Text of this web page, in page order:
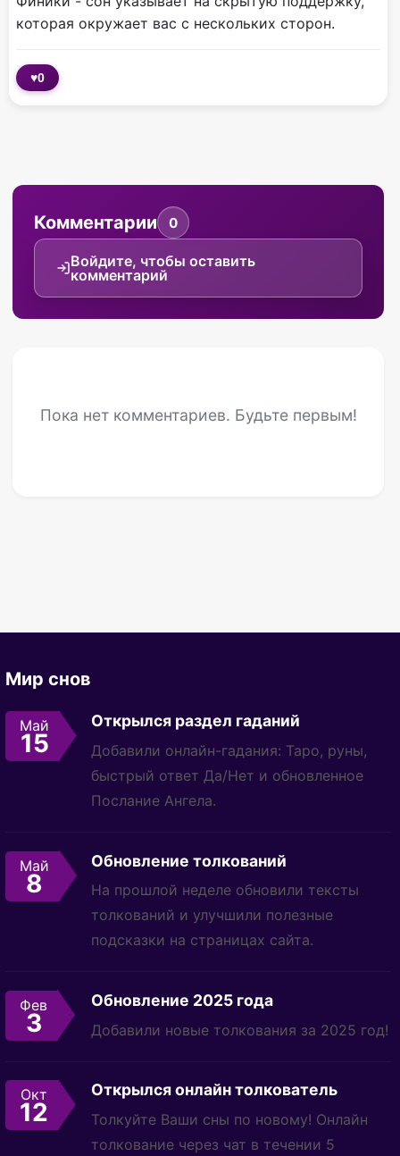
которая окружает вас с нескольких сторон.
♥0
Комментарии 0
Войдите, чтобы оставить
комментарий
Пока нет комментариев. Будьте первым!
Мир снов
Май
15
Открылся раздел гаданий
Добавили онлайн-гадания: Таро, руны,
быстрый ответ Да/Нет и обновленное
Послание Ангела.
Май
8
Обновление толкований
На прошлой неделе обновили тексты
толкований и улучшили полезные
подсказки на страницах сайта.
Фев
3
Обновление 2025 года
Добавили новые толкования за 2025 год!
Окт
12
Открылся онлайн толкователь
Толкуйте Ваши сны по новому! Онлайн
толкование через чат в течении 5